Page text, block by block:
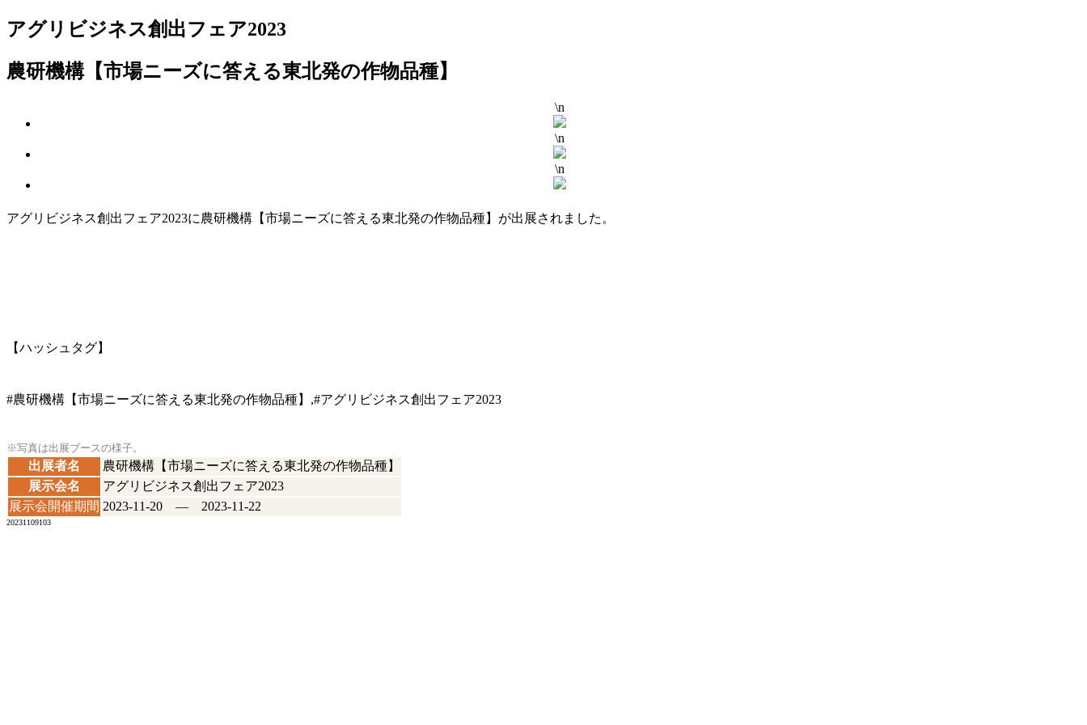
アグリビジネス創出フェア2023
農研機構【市場ニーズに答える東北発の作物品種】
\n
\n
\n
アグリビジネス創出フェア2023に農研機構【市場ニーズに答える東北発の作物品種】が出展されました。
【ハッシュタグ】
#農研機構【市場ニーズに答える東北発の作物品種】,#アグリビジネス創出フェア2023
※写真は出展ブースの様子。
出展者名
農研機構【市場ニーズに答える東北発の作物品種】
展示会名
アグリビジネス創出フェア2023
展示会開催期間 2023-11-20 ― 2023-11-22
20231109103